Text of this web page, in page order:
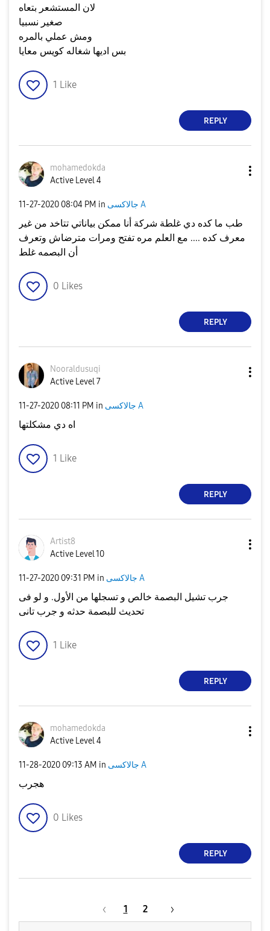
لان المستشعر بتعاه
صغير نسبيا
ومش عملي بالمره
بس اديها شغاله كويس معايا
1 Like
REPLY
mohamedokda
Active Level 4
‎11-27-2020 08:04 PM in جالاكسى A
طب ما كده دي غلطة شركة أنا ممكن بياناتي تتاخد من غير
معرف كده .... مع العلم مره تفتح ومرات مترضاش وتعرف
أن البصمه غلط
0 Likes
REPLY
Nooraldusuqi
Active Level 7
‎11-27-2020 08:11 PM in جالاكسى A
اه دي مشكلتها
1 Like
REPLY
Artist8
Active Level 10
‎11-27-2020 09:31 PM in جالاكسى A
جرب تشيل البصمة خالص و تسجلها من الأول. و لو فى
تحديث للبصمة حدثه و جرب تانى
1 Like
REPLY
mohamedokda
Active Level 4
‎11-28-2020 09:13 AM in جالاكسى A
هجرب
0 Likes
REPLY
1 2